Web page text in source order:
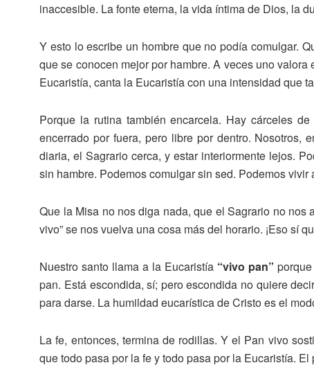
inaccesible. La fonte eterna, la vida íntima de Dios, la
Y esto lo escribe un hombre que no podía comulgar.
que se conocen mejor por hambre. A veces uno
Eucaristía, canta la Eucaristía con una intensidad que
Porque la rutina también encarcela. Hay cárceles
encerrado por fuera, pero libre por dentro. Nosotros,
diaria, el Sagrario cerca, y estar interiormente lejos.
sin hambre. Podemos comulgar sin sed. Podemos
Que la Misa no nos diga nada, que el Sagrario no nos
vivo” se nos vuelva una cosa más del horario. ¡Eso sí
Nuestro santo llama a la Eucaristía “vivo pan”
pan. Está escondida, sí; pero escondida no quiere
para darse. La humildad eucarística de Cristo es el
La fe, entonces, termina de rodillas. Y el Pan vivo
que todo pasa por la fe y todo pasa por la Eucaristía.